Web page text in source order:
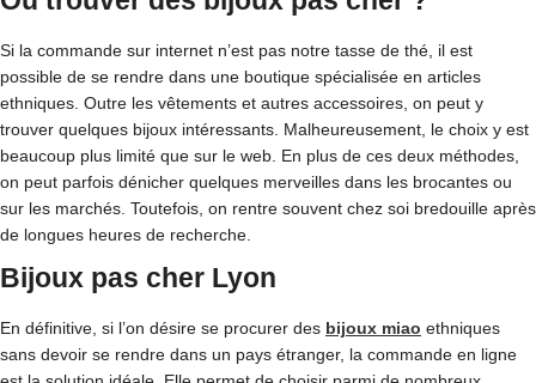
Si la commande sur internet n’est pas notre tasse de thé, il est
possible de se rendre dans une boutique spécialisée en articles
ethniques. Outre les vêtements et autres accessoires, on peut y
trouver quelques bijoux intéressants. Malheureusement, le choix y est
beaucoup plus limité que sur le web. En plus de ces deux méthodes,
on peut parfois dénicher quelques merveilles dans les brocantes ou
sur les marchés. Toutefois, on rentre souvent chez soi bredouille après
de longues heures de recherche.
Bijoux pas cher Lyon
En définitive, si l’on désire se procurer des bijoux miao ethniques
sans devoir se rendre dans un pays étranger, la commande en ligne